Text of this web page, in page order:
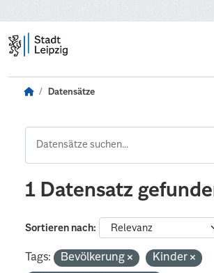
Datensätze
1 Datensatz
Sortieren nach
Tags: Bevölkerung
Kinder